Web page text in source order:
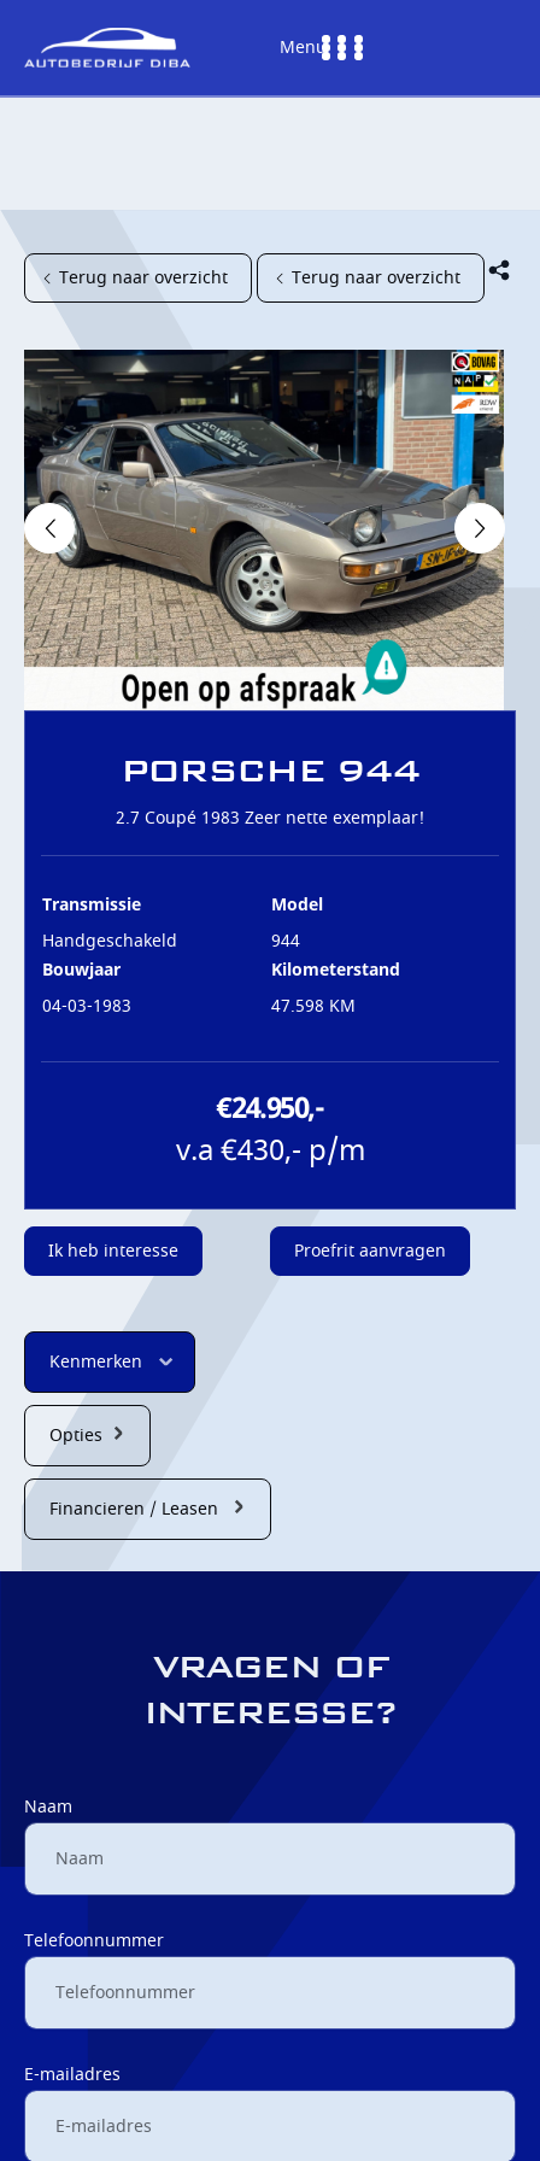
Menu
HOME
AANBOD
DIENSTEN
WERKPLAATS
OVER ONS
CONTACT
Terug naar overzicht Terug naar overzicht
PORSCHE 944
2.7 Coupé 1983 Zeer nette exemplaar!
Transmissie
Handgeschakeld
Model
944
Bouwjaar
04-03-1983
Kilometerstand
47.598 KM
€24.950,-
v.a €430,- p/m
Ik heb interesse Proefrit aanvragen
Kenmerken
Opties
Financieren / Leasen
VRAGEN OF
INTERESSE?
Naam
Telefoonnummer
E-mailadres